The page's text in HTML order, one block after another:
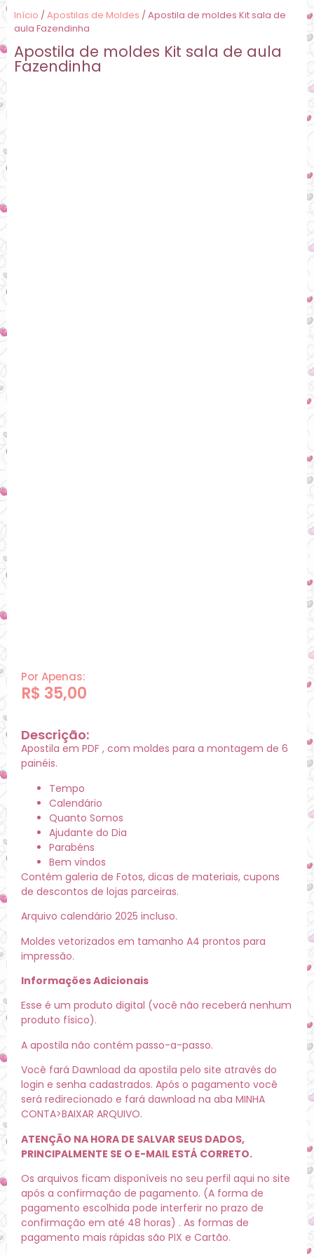
Início /Apostilas de Moldes / Apostila de moldes Kit sala de
aula Fazendinha
Apostila de moldes Kit sala de aula
Fazendinha
Por Apenas:
R$ 35,00
Descrição:
Apostila em PDF , com moldes para a montagem de 6
painéis.
Tempo
Calendário
Quanto Somos
Ajudante do Dia
Parabéns
Bem vindos
Contém galeria de Fotos, dicas de materiais, cupons
de descontos de lojas parceiras.
Arquivo calendário 2025 incluso.
Moldes vetorizados em tamanho A4 prontos para
impressão.
Informações Adicionais
Esse é um produto digital (você não receberá nenhum
produto físico).
A apostila não contém passo-a-passo.
Você fará Dawnload da apostila pelo site através do
login e senha cadastrados. Após o pagamento você
será redirecionado e fará dawnload na aba MINHA
CONTA>BAIXAR ARQUIVO.
ATENÇÃO NA HORA DE SALVAR SEUS DADOS,
PRINCIPALMENTE SE O E-MAIL ESTÁ CORRETO.
Os arquivos ficam disponíveis no seu perfil aqui no site
após a confirmação de pagamento. (A forma de
pagamento escolhida pode interferir no prazo de
confirmação em até 48 horas) . As formas de
pagamento mais rápidas são PIX e Cartão.